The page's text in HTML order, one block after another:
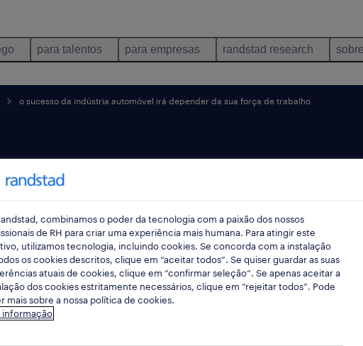
para talentos para empresas randstad research
o sucesso da indústria automóvel irá depender da sua força de trabalho
sua
combinamos o poder da tecnologia com a paixão dos nossos
de RH para criar uma experiência mais humana. Para atingir este
utilizamos tecnologia, incluindo cookies. Se concorda com a instalação
os cookies descritos, clique em “aceitar todos”. Se quiser guardar as suas
atuais de cookies, clique em “confirmar seleção”. Se apenas aceitar a
dos cookies estritamente necessários, clique em “rejeitar todos”. Pode
mais sobre a nossa política de cookies.
informação